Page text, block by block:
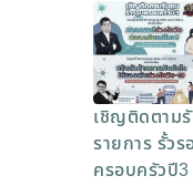
เชิญติดตาม
รายการ รั้วร
ครอบครัวปี3